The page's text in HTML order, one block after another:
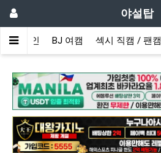
야설탑
메인 BJ 여캠 섹시 직캠 / 팬캠